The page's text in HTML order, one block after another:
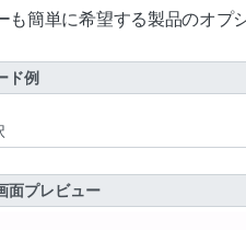
簡単に希望する製品のオプ
ド例
面プレビュー